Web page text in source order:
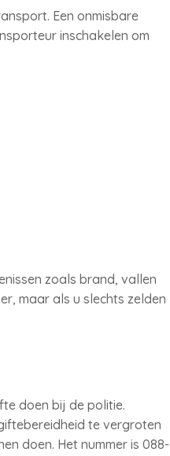
Een onmisbare
inschakelen om
zoals brand, vallen
maar als u slechts zelden
doen bij de politie.
te vergroten
doen. Het nummer is 088-